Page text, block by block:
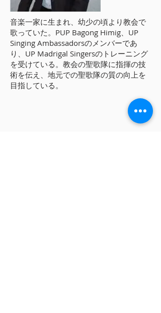
音楽一家に生まれ、幼少の頃より教会で
歌っていた。PUP Bagong Himig、UP
Singing Ambassadorsのメンバーであ
り、UP Madrigal Singersのトレーニング
を受けている。教会の聖歌隊に指揮の技
術を伝え、地元での聖歌隊の質の向上を
目指している。